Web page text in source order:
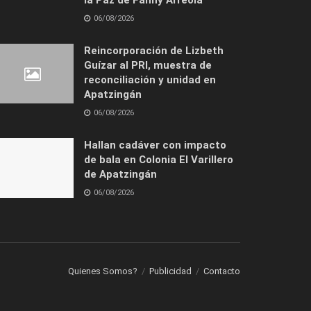
06/08/2026
Reincorporación de Lizbeth
Guízar al PRI, muestra de
reconciliación y unidad en
Apatzingán
06/08/2026
Hallan cadáver con impacto
de bala en Colonia El Varillero
de Apatzingán
06/08/2026
Quienes Somos? Publicidad Contacto